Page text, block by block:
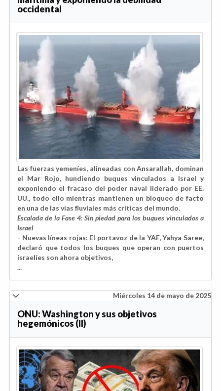
occidental
Las fuerzas yemeníes, alineadas con Ansarallah, dominan
el Mar Rojo, hundiendo buques vinculados a Israel y
exponiendo el fracaso del poder naval liderado por EE.
UU., todo ello mientras mantienen un bloqueo de facto
en una de las vías fluviales más críticas del mundo.
Escalada de la Fase 4: Sin piedad para los buques vinculados a
Israel
- Nuevas líneas rojas: El portavoz de la YAF, Yahya Saree,
declaró que todos los buques que operan con puertos
israelíes son ahora objetivos,
...
Miércoles 14 de mayo de 2025
ONU: Washington y sus objetivos
hegemónicos (II)